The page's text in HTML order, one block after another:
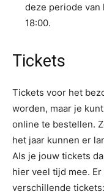
deze periode van
18:00.
Tickets
Tickets voor het
worden, maar je
online te bestellen.
het jaar kunnen er
Als je jouw tickets
hier veel tijd mee.
verschillende